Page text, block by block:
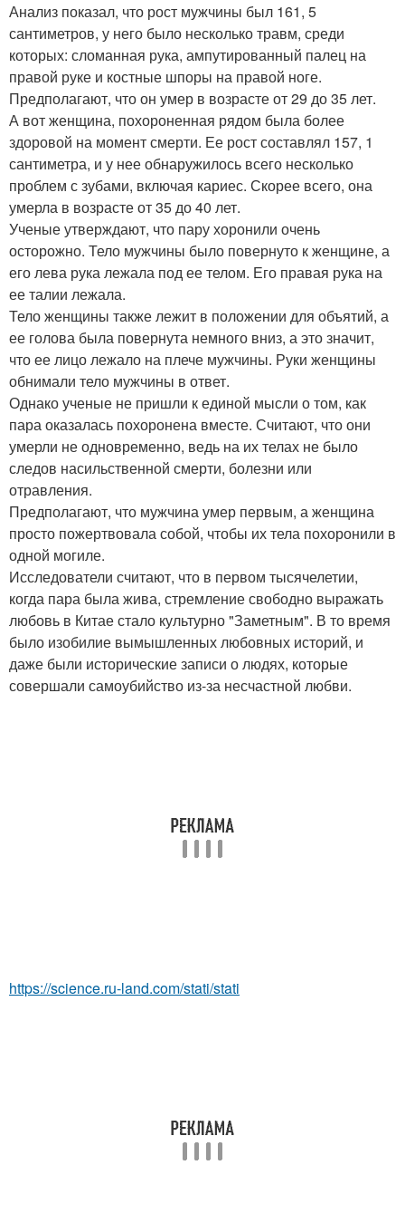
Анализ показал, что рост мужчины был 161, 5
сантиметров, у него было несколько травм, среди
которых: сломанная рука, ампутированный палец на
правой руке и костные шпоры на правой ноге.
Предполагают, что он умер в возрасте от 29 до 35 лет.
А вот женщина, похороненная рядом была более
здоровой на момент смерти. Ее рост составлял 157, 1
сантиметра, и у нее обнаружилось всего несколько
проблем с зубами, включая кариес. Скорее всего, она
умерла в возрасте от 35 до 40 лет.
Ученые утверждают, что пару хоронили очень
осторожно. Тело мужчины было повернуто к женщине, а
его лева рука лежала под ее телом. Его правая рука на
ее талии лежала.
Тело женщины также лежит в положении для объятий, а
ее голова была повернута немного вниз, а это значит,
что ее лицо лежало на плече мужчины. Руки женщины
обнимали тело мужчины в ответ.
Однако ученые не пришли к единой мысли о том, как
пара оказалась похоронена вместе. Считают, что они
умерли не одновременно, ведь на их телах не было
следов насильственной смерти, болезни или
отравления.
Предполагают, что мужчина умер первым, а женщина
просто пожертвовала собой, чтобы их тела похоронили в
одной могиле.
Исследователи считают, что в первом тысячелетии,
когда пара была жива, стремление свободно выражать
любовь в Китае стало культурно "Заметным". В то время
было изобилие вымышленных любовных историй, и
даже были исторические записи о людях, которые
совершали самоубийство из-за несчастной любви.
https://science.ru-land.com/stati/stati